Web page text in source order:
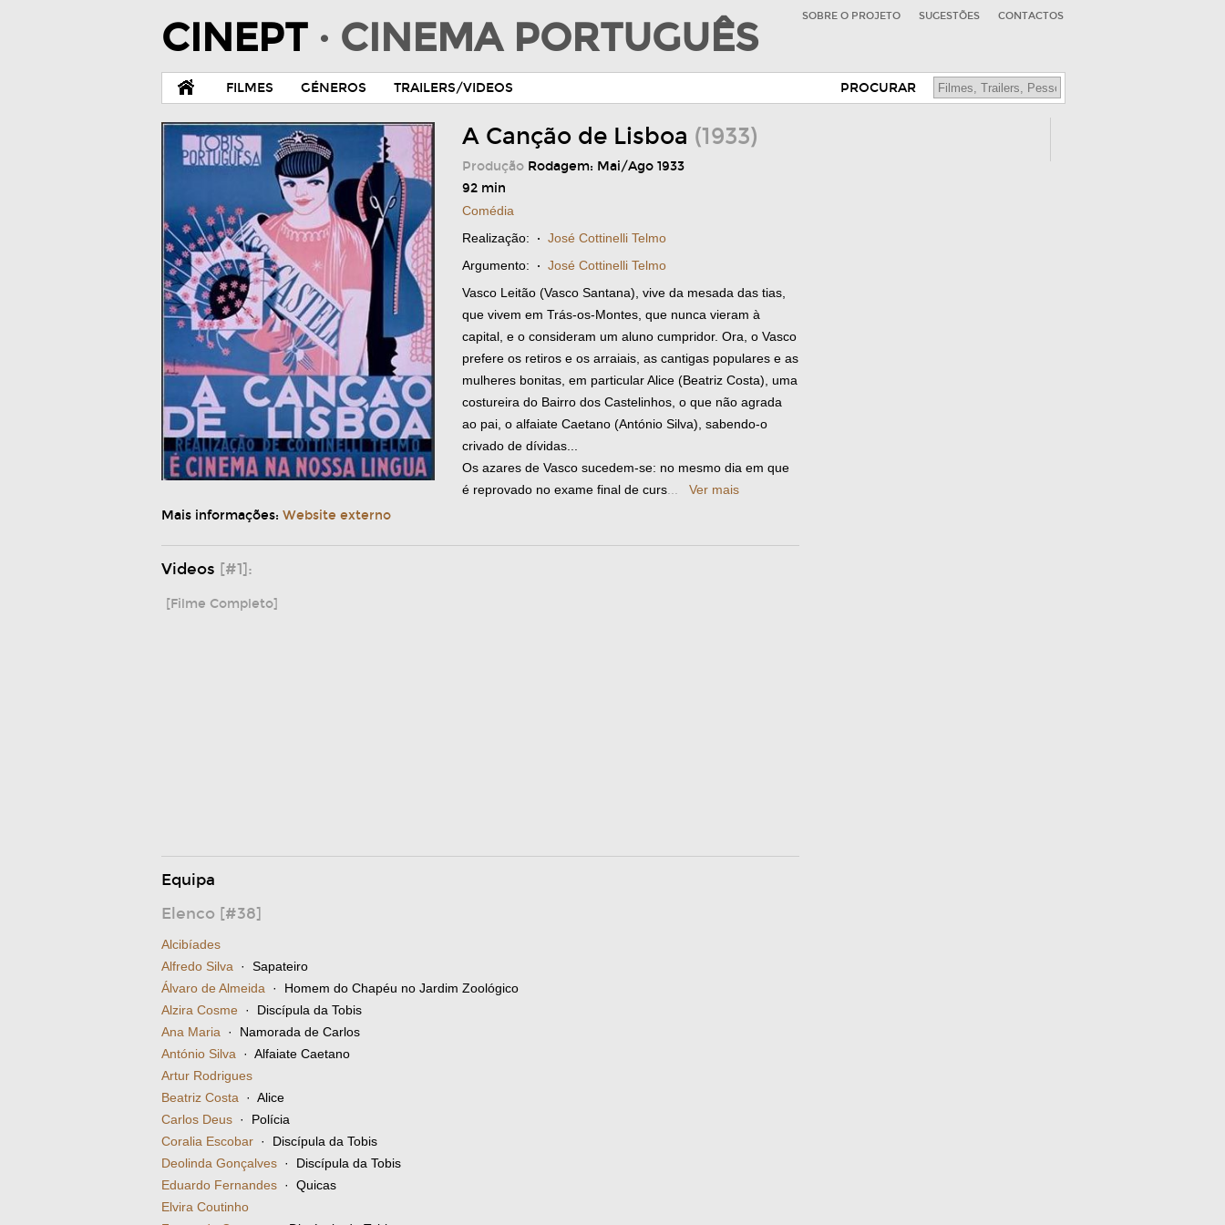
CINEPT · CINEMA PORTUGUÊS SOBRE O PROJETO SUGESTÕES CONTACTOS
FILMES GÉNEROS TRAILERS/VIDEOS PROCURAR
A Canção de Lisboa (1933)
Produção Rodagem: Mai/Ago 1933
92 min
Comédia
Realização: · José Cottinelli Telmo
Argumento: · José Cottinelli Telmo
Vasco Leitão (Vasco Santana), vive da mesada das tias,
que vivem em Trás-os-Montes, que nunca vieram à
capital, e o consideram um aluno cumpridor. Ora, o Vasco
prefere os retiros e os arraiais, as cantigas populares e as
mulheres bonitas, em particular Alice (Beatriz Costa), uma
costureira do Bairro dos Castelinhos, o que não agrada
ao pai, o alfaiate Caetano (António Silva), sabendo-o
crivado de dívidas...
Os azares de Vasco sucedem-se: no mesmo dia em que
é reprovado no exame final de curs
Ver mais
Mais informações: Website externo
Videos [#1]:
[Filme Completo]
Equipa
Elenco [#38]
Alcibíades
Alfredo Silva · Sapateiro
Álvaro de Almeida · Homem do Chapéu no Jardim Zoológico
Alzira Cosme · Discípula da Tobis
Ana Maria · Namorada de Carlos
António Silva · Alfaiate Caetano
Artur Rodrigues
Beatriz Costa · Alice
Carlos Deus · Polícia
Coralia Escobar · Discípula da Tobis
Deolinda Gonçalves · Discípula da Tobis
Eduardo Fernandes · Quicas
Elvira Coutinho